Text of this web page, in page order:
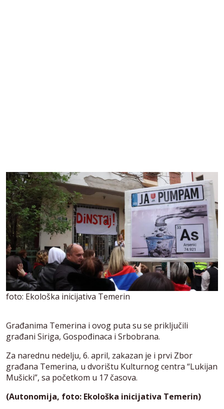
foto: Ekološka inicijativa Temerin
Građanima Temerina i ovog puta su se priključili
građani Siriga, Gospođinaca i Srbobrana.
Za narednu nedelju, 6. april, zakazan je i prvi Zbor
građana Temerina, u dvorištu Kulturnog centra “Lukijan
Mušicki”, sa početkom u 17 časova.
(Autonomija, foto: Ekološka inicijativa Temerin)